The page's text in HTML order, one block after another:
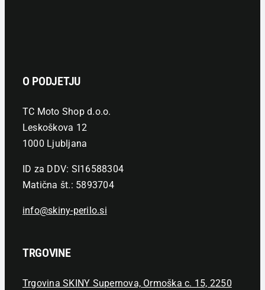
O PODJETJU
TC Moto Shop d.o.o.
Leskoškova 12
1000 Ljubljana
ID za DDV: SI16588304
Matična št.: 5893704
info@skiny-perilo.si
TRGOVINE
Trgovina SKINY Supernova, Ormoška c. 15, 2250